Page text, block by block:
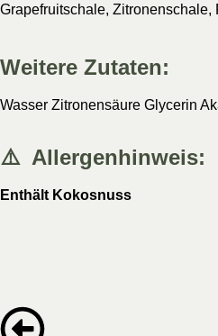
Grapefruitschale,
Weitere Zutaten:
Wasser Zitronensäure Glycerin
⚠️ Allergenhinweis:
Enthält Kokosnuss